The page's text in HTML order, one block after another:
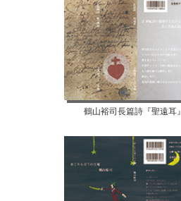
鶴山裕司長篇詩『聖遠耳』